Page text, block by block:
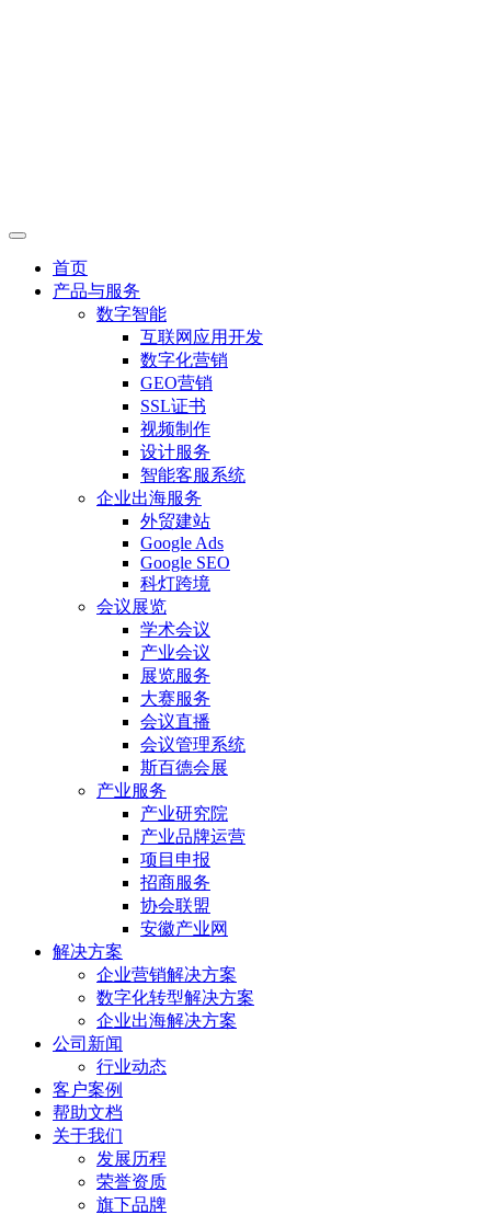
首页
产品与服务
数字智能
互联网应用开发
数字化营销
GEO营销
SSL证书
视频制作
设计服务
智能客服系统
企业出海服务
外贸建站
Google Ads
Google SEO
科灯跨境
会议展览
学术会议
产业会议
展览服务
大赛服务
会议直播
会议管理系统
斯百德会展
产业服务
产业研究院
产业品牌运营
项目申报
招商服务
协会联盟
安徽产业网
解决方案
企业营销解决方案
数字化转型解决方案
企业出海解决方案
公司新闻
行业动态
客户案例
帮助文档
关于我们
发展历程
荣誉资质
旗下品牌